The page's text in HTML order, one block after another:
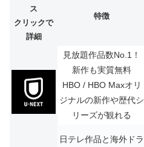
ス
クリックで
詳細
特徴
見放題作品数No.1！
新作も実質無料
HBO / HBO Maxオリ
ジナルの新作や歴代シ
リーズが観れる
日テレ作品と海外ドラ